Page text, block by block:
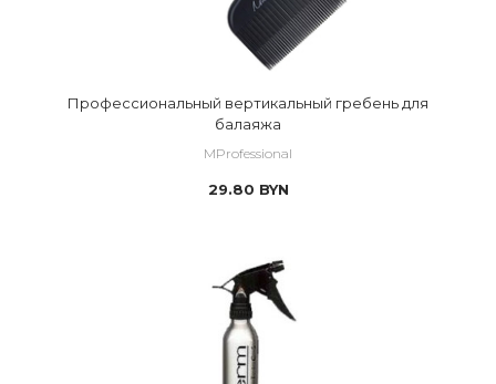
Профессиональный вертикальный гребень для
балаяжа
MProfessional
29.80 BYN